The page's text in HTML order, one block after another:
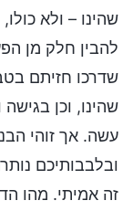
שהינו – ולא
להבין חלק מן
שדרכו חזיתם
שהינו, וכן
עשה. אך זוהי
ובלבבותיכם
זה אמיתי. מהו